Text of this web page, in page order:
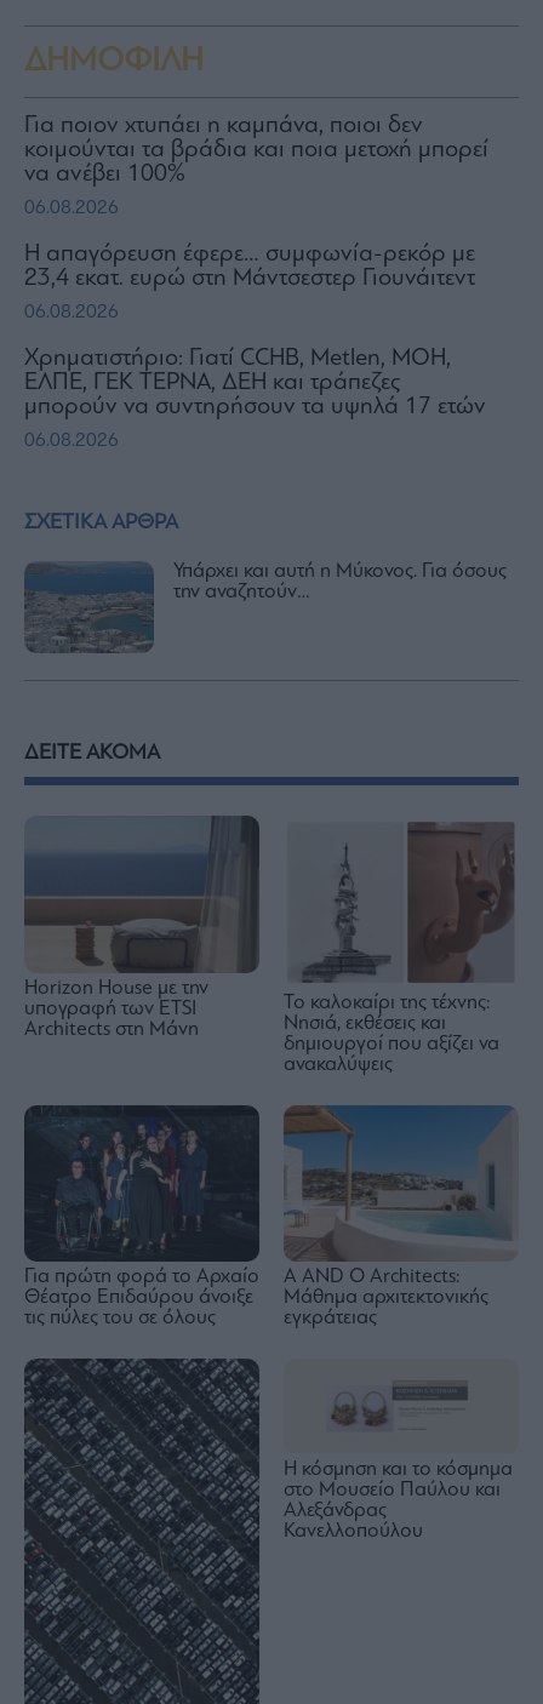
ΣΧΕΤΙΚΑ ΑΡΘΡΑ
Υπάρχει και αυτή η Μύκονος. Για όσους
την αναζητούν…
ΔΗΜΟΦΙΛΗ
Για ποιον χτυπάει η καμπάνα, ποιοι δεν
κοιμούνται τα βράδια και ποια μετοχή μπορεί
να ανέβει 100%
06.08.2026
Η απαγόρευση έφερε… συμφωνία-ρεκόρ με
23,4 εκατ. ευρώ στη Μάντσεστερ Γιουνάιτεντ
06.08.2026
Χρηματιστήριο: Γιατί CCHB, Metlen, MOH,
ΕΛΠΕ, ΓΕΚ ΤΕΡΝΑ, ΔΕΗ και τράπεζες
μπορούν να συντηρήσουν τα υψηλά 17 ετών
06.08.2026
ΔΕΙΤΕ ΑΚΟΜΑ
Horizon House με την
υπογραφή των ETSI
Architects στη Μάνη
Το καλοκαίρι της τέχνης:
Νησιά, εκθέσεις και
δημιουργοί που αξίζει να
ανακαλύψεις
Για πρώτη φορά το Αρχαίο
Θέατρο Επιδαύρου άνοιξε
τις πύλες του σε όλους
A AND O Architects:
Μάθημα αρχιτεκτονικής
εγκράτειας
Η κόσμηση και το κόσμημα
στο Μουσείο Παύλου και
Αλεξάνδρας
Κανελλοπούλου